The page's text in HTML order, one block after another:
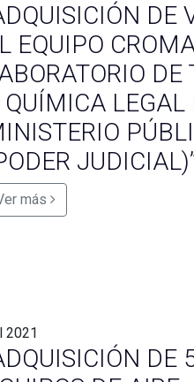
DE
EQUIPO
DE
QUÍMICA LEGAL
más
2021
DE